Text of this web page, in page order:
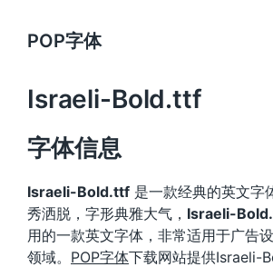
POP字体
Israeli-Bold.ttf
字体信息
Israeli-Bold.ttf 是一款经典的英文字
秀洒脱，字形典雅大气， Israeli-
用的一款英文字体，非常适用于广告
领域。 POP字体下载网站提供Israeli-